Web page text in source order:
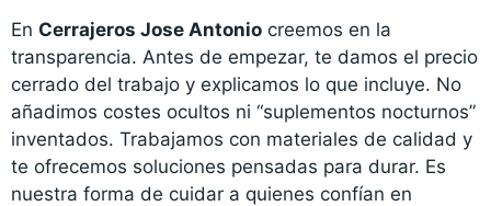
En Cerrajeros Jose Antonio creemos en la
transparencia. Antes de empezar, te damos el precio
cerrado del trabajo y explicamos lo que incluye. No
añadimos costes ocultos ni “suplementos nocturnos”
inventados. Trabajamos con materiales de calidad y
te ofrecemos soluciones pensadas para durar. Es
nuestra forma de cuidar a quienes confían en